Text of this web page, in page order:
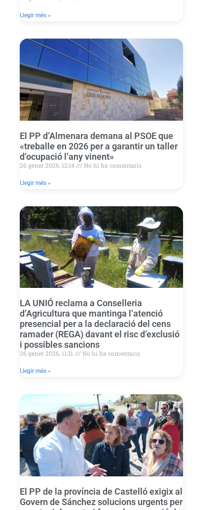
Llegir més »
El PP d’Almenara demana al PSOE que
«treballe en 2026 per a garantir un taller
d’ocupació l’any vinent»
26 gener 2026, 12:14 No hi ha comentaris
Llegir més »
LA UNIÓ reclama a Conselleria
d’Agricultura que mantinga l’atenció
presencial per a la declaració del cens
ramader (REGA) davant el risc d’exclusió
i possibles sancions
26 gener 2026, 11:31 No hi ha comentaris
Llegir més »
El PP de la província de Castelló exigix al
Govern de Sánchez solucions urgents per